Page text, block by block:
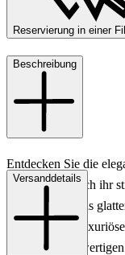
Reservierung in einer
Beschreibung
Entdecken Sie die
Herren, die durch ihr
Kombination aus
Schuhen eine
für einen
Versanddetails